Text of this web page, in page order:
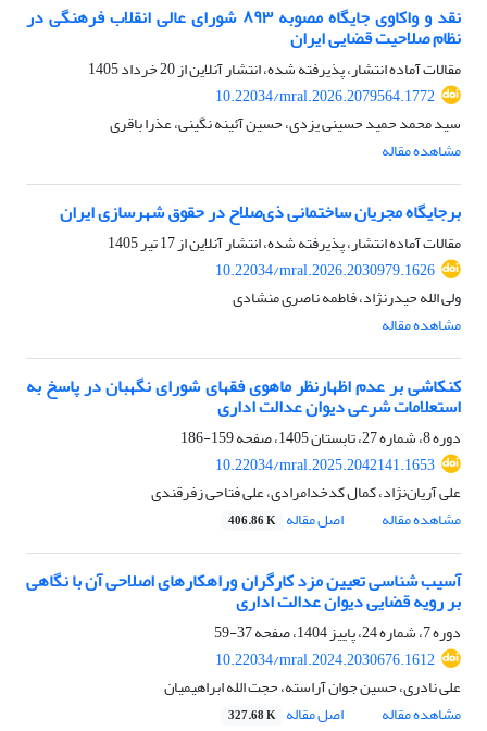
نقد و واکاوی جایگاه مصوبه ۸۹۳ شورای عالی انقلاب فرهنگی در
نظام صلاحیت قضایی ایران
مقالات آماده انتشار، پذیرفته شده، انتشار آنلاین از20 خرداد 1405
10.22034/mral.2026.2079564.1772
سید محمد حمید حسینی یزدی، حسین آئینه نگینی، عذرا باقری
مشاهده مقاله
برجایگاه مجریان ساختمانی ذی‌صلاح در حقوق شهرسازی ایران
مقالات آماده انتشار، پذیرفته شده، انتشار آنلاین از17 تیر 1405
10.22034/mral.2026.2030979.1626
ولی الله حیدرنژاد، فاطمه ناصری منشادی
مشاهده مقاله
کنکاشی بر عدم اظهارنظر ماهوی فقهای شورای نگهبان در پاسخ به
استعلامات شرعی دیوان عدالت اداری
دوره 8، شماره 27، تابستان 1405، صفحه
159-186
10.22034/mral.2025.2042141.1653
علی آریان‌نژاد، کمال کدخدامرادی، علی فتاحی زفرقندی
مشاهده مقاله
اصل مقاله 406.86 K
آسیب شناسی تعیین مزد کارگران وراهکارهای اصلاحی آن با نگاهی
بر رویه قضایی دیوان عدالت اداری
دوره 7، شماره 24، پاییز 1404، صفحه
37-59
10.22034/mral.2024.2030676.1612
علی نادری، حسین جوان آراسته، حجت الله ابراهیمیان
مشاهده مقاله
اصل مقاله 327.68 K